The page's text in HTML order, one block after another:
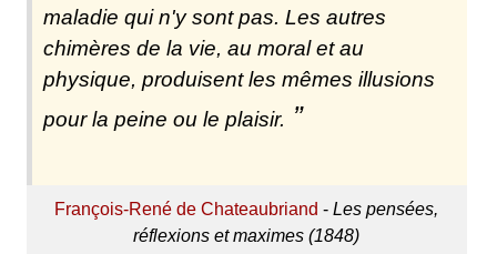
maladie qui n'y sont pas. Les autres
chimères de la vie, au moral et au
physique, produisent les mêmes illusions
pour la peine ou le plaisir.
François-René de Chateaubriand -Les pensées,
réflexions et maximes (1848)